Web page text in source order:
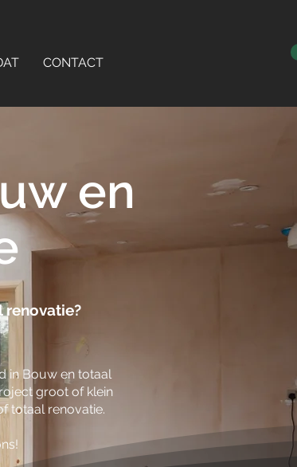
CONTACT
en
renovatie?
in Bouw en totaal
groot of klein
totaal renovatie.